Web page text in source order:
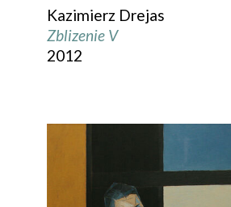
Kazimierz Drejas
Zblizenie V
2012